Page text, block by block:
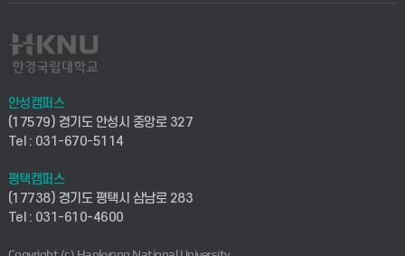
사회안전시스템공학부
컴퓨터응용수학부
ICT로봇기계공학부
전자전기공학부
사이버캠퍼스(전문학사 및 전공심화)
시설바로처리서비스
연구실안전관리시스템
산학연구관리시스템
산학협력단
취업지원센터
창업지원센터
현장실습지원센터
안성캠퍼스
(17579) 경기도 안성시 중앙로 327
Tel : 031-670-5114
평택캠퍼스
(17738) 경기도 평택시 삼남로 283
Tel : 031-610-4600